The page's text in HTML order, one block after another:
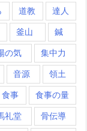
道教 達人
釜山 鍼
の気 集中力
音源 領土
食事 食事の量
礼堂 骨伝導